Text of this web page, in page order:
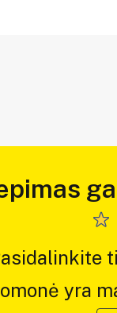
yra